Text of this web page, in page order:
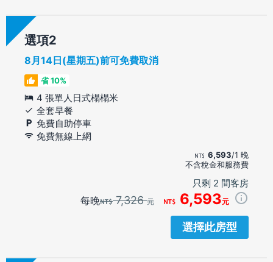
選項
8月14日(星期五)前可免費取消
省 10%
4 張單人日式榻榻米
全套早餐
免費自助停車
免費無線上網
6,593/1 晚
不含稅金和服務費
只剩 2 間客房
每晚 7,326元 6,593元
選擇此房型